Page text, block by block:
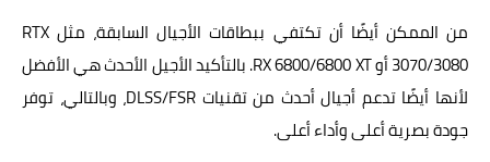
من الممكن أيضًا أن تكتفي ببطاقات الأجيال السابقة، مثل RTX
3070/3080 أو RX 6800/6800 XT. بالتأكيد الأجيل الأحدث هي الأفضل
لأنها أيضًا تدعم أجيال أحدث من تقنيات DLSS/FSR، وبالتالي، توفر
جودة بصرية أعلى وأداء أعلى.